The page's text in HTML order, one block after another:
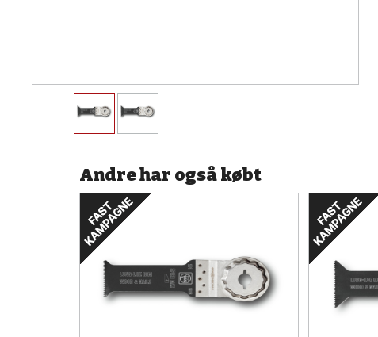
Andre har også købt